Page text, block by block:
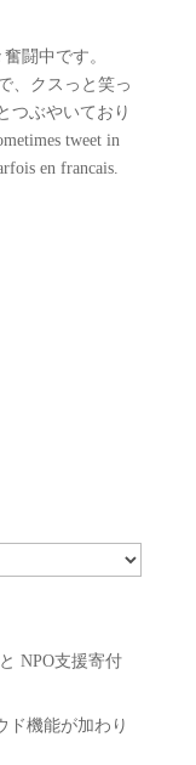
闘中です。
、クスっと笑っ
つぶやいており
tweet in
en francais.
NPO支援寄付
ド機能が加わり